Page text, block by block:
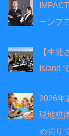
ーンプ
【生徒
Island
2026年
現地校
め切り